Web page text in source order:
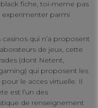
fiche, toi-meme pas
experimenter parmi
qui n’a proposent
de jeux, cette
(dont Netent,
qui proposent les
le acces virtuelle. Il
est l’un des
de renseignement